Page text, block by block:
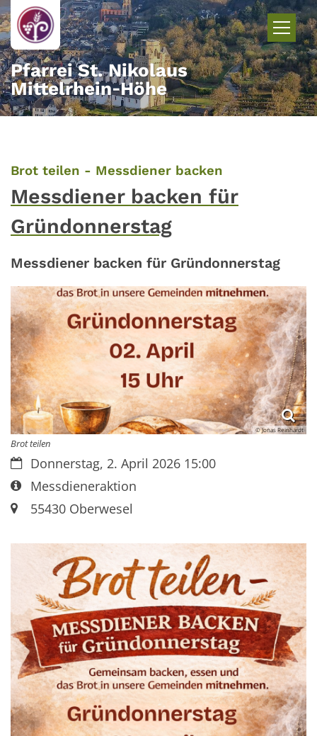
Zum Inhalt springen
Pfarrei St. Nikolaus
Mittelrhein‑Höhe
Brot teilen - Messdiener backen
Messdiener backen für
Gründonnerstag
Messdiener backen für Gründonnerstag
© Jonas Reinhardt
Brot teilen
Datum:Donnerstag, 2. April 2026 15:00
Art bzw. Nummer:
Messdieneraktion
Ort:55430Oberwesel